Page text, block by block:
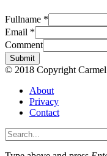
Fullname *
Email *
Comment
Submit
© 2018 Copyright
About
Privacy
Contact